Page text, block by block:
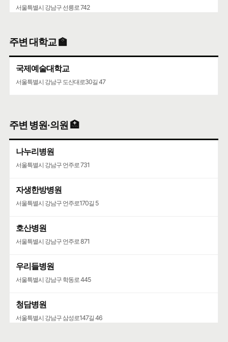
서울특별시 강남구 선릉로 742
서울특별시 강남구 압구정로61길 36
주변 대학교 🏫
국제예술대학교
서울특별시 강남구 도산대로30길 47
주변 병원·의원 🏥
나누리병원
서울특별시 강남구 언주로 731
자생한방병원
서울특별시 강남구 언주로170길 5
호산병원
서울특별시 강남구 언주로 871
우리들병원
서울특별시 강남구 학동로 445
청담병원
서울특별시 강남구 삼성로147길 46